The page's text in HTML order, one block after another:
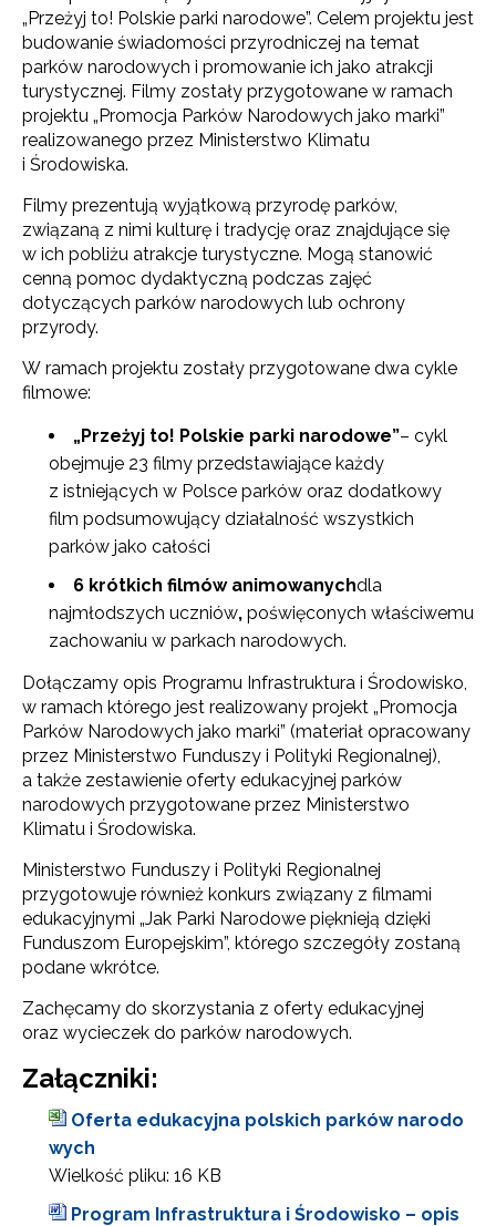
„Przeżyj to! Polskie parki narodowe”. Celem projektu jest
budowanie świadomości przyrodniczej na temat
parków narodowych i promowanie ich jako atrakcji
turystycznej. Filmy zostały przygotowane w ramach
projektu „Promocja Parków Narodowych jako marki”
realizowanego przez Ministerstwo Klimatu
i Środowiska.
Filmy prezentują wyjątkową przyrodę parków,
związaną z nimi kulturę i tradycję oraz znajdujące się
w ich pobliżu atrakcje turystyczne. Mogą stanowić
cenną pomoc dydaktyczną podczas zajęć
dotyczących parków narodowych lub ochrony
przyrody.
W ramach projektu zostały przygotowane dwa cykle
filmowe:
„Przeżyj to! Polskie parki narodowe”– cykl
obejmuje 23 filmy przedstawiające każdy
z istniejących w Polsce parków oraz dodatkowy
film podsumowujący działalność wszystkich
parków jako całości
6 krótkich filmów animowanychdla
najmłodszych uczniów, poświęconych właściwemu
zachowaniu w parkach narodowych.
Dołączamy opis Programu Infrastruktura i Środowisko,
w ramach którego jest realizowany projekt „Promocja
Parków Narodowych jako marki” (materiał opracowany
przez Ministerstwo Funduszy i Polityki Regionalnej),
a także zestawienie oferty edukacyjnej parków
narodowych przygotowane przez Ministerstwo
Klimatu i Środowiska.
Ministerstwo Funduszy i Polityki Regionalnej
przygotowuje również konkurs związany z filmami
edukacyjnymi „Jak Parki Narodowe pięknieją dzięki
Funduszom Europejskim”, którego szczegóły zostaną
podane wkrótce.
Zachęcamy do skorzystania z oferty edukacyjnej
oraz wycieczek do parków narodowych.
Załączniki:
Oferta edukacyjna polskich parków narodo
wych
Wielkość pliku: 16 KB
Program Infrastruktura i Środowisko – opis